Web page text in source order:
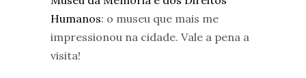
Humanos: o museu que mais me
impressionou na cidade. Vale a pena a
visita!